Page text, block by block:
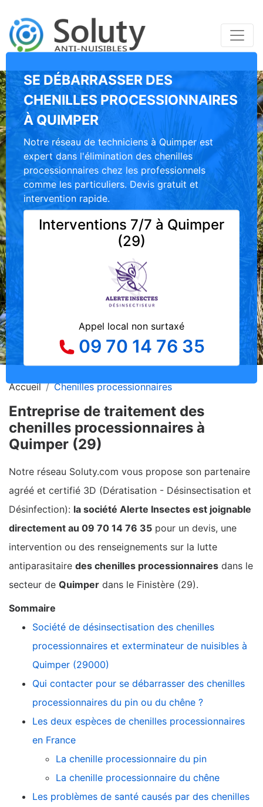
SE DÉBARRASSER DES
CHENILLES PROCESSIONNAIRES
À QUIMPER
Notre réseau de techniciens à Quimper est
expert dans l'élimination des chenilles
processionnaires chez les professionnels
comme les particuliers. Devis gratuit et
intervention rapide.
Interventions 7/7 à Quimper
(29)
Appel local non surtaxé
09 70 14 76 35
Accueil Chenilles processionnaires
Entreprise de traitement des
chenilles processionnaires à
Quimper (29)
Notre réseau Soluty.com vous propose son partenaire
agréé et certifié 3D (Dératisation - Désinsectisation et
Désinfection): la société Alerte Insectes est joignable
directement au 09 70 14 76 35 pour un devis, une
intervention ou des renseignements sur la lutte
antiparasitaire des chenilles processionnaires dans le
secteur de Quimper dans le Finistère (29).
Sommaire
Société de désinsectisation des chenilles
processionnaires et exterminateur de nuisibles à
Quimper (29000)
Qui contacter pour se débarrasser des chenilles
processionnaires du pin ou du chêne ?
Les deux espèces de chenilles processionnaires
en France
La chenille processionnaire du pin
La chenille processionnaire du chêne
Les problèmes de santé causés par des chenilles